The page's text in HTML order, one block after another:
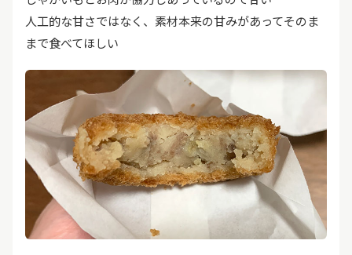
人工的な甘さではなく、素材本来の甘みがあってそのま
まで食べてほしい